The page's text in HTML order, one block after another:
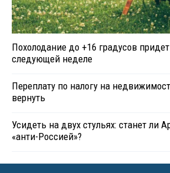
Похолодание до +16 градусов
следующей неделе
Переплату по налогу на
вернуть
Усидеть на двух стульях: станет ли
«анти-Россией»?